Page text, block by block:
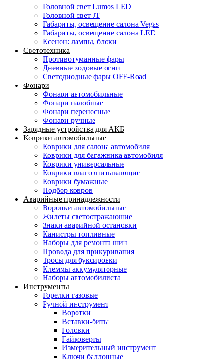
Головной свет Lumos LED
Головной свет JT
Габариты, освещение салона Vegas
Габариты, освещение салона LED
Ксенон: лампы, блоки
Светотехника
Противотуманные фары
Дневные ходовые огни
Светодиодные фары OFF-Road
Фонари
Фонари автомобильные
Фонари налобные
Фонари переносные
Фонари ручные
Зарядные устройства для АКБ
Коврики автомобильные
Коврики для салона автомобиля
Коврики для багажника автомобиля
Коврики универсальные
Коврики влаговпитывающие
Коврики бумажные
Подбор ковров
Аварийные принадлежности
Воронки автомобильные
Жилеты светоотражающие
Знаки аварийной остановки
Канистры топливные
Наборы для ремонта шин
Провода для прикуривания
Тросы для буксировки
Клеммы аккумуляторные
Наборы автомобилиста
Инструменты
Горелки газовые
Ручной инструмент
Воротки
Вставки-биты
Головки
Гайковерты
Измерительный инструмент
Ключи баллонные